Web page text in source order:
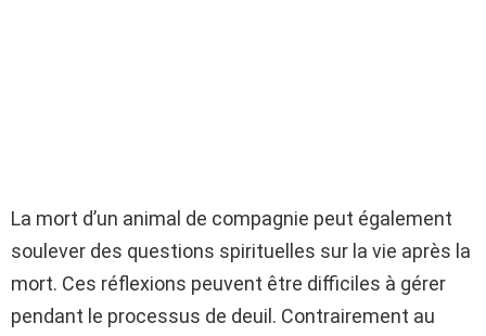
La mort d’un animal de compagnie peut également
soulever des questions spirituelles sur la vie après la
mort. Ces réflexions peuvent être difficiles à gérer
pendant le processus de deuil. Contrairement au